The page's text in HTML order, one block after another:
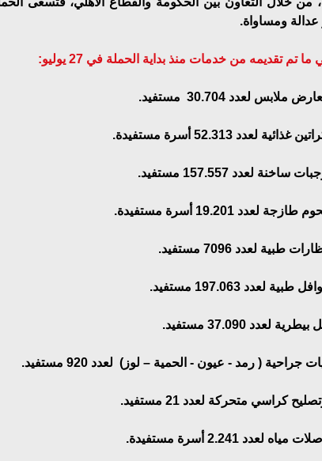
عدالة ومساواة.
تم تقديمه من خدمات منذ بداية الحملة في 27 يوليو:
لعدد 30.704 مستفيد.
لعدد 52.313 أسرة مستفيدة.
لعدد 157.557 مستفيد.
لعدد 19.201 أسرة مستفيدة.
طبية لعدد 7096 مستفيد.
لعدد 197.063 مستفيد.
لعدد 37.090 مستفيد.
( رمد - عيون - الحمية – لوز) لعدد 920 مستفيد.
كراسي متحركة لعدد 21 مستفيد.
2.241 أسرة مستفيدة.